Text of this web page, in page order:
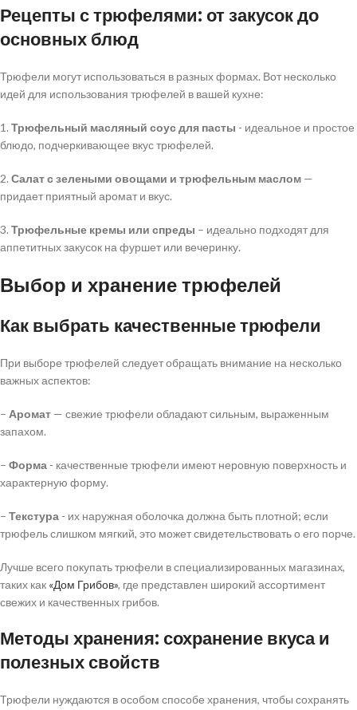
Рецепты с трюфелями: от закусок до
основных блюд
Трюфели могут использоваться в разных формах. Вот несколько
идей для использования трюфелей в вашей кухне:
1. Трюфельный масляный соус для пасты - идеальное и простое
блюдо, подчеркивающее вкус трюфелей.
2. Салат с зелеными овощами и трюфельным маслом —
придает приятный аромат и вкус.
3. Трюфельные кремы или спреды – идеально подходят для
аппетитных закусок на фуршет или вечеринку.
Выбор и хранение трюфелей
Как выбрать качественные трюфели
При выборе трюфелей следует обращать внимание на несколько
важных аспектов:
– Аромат — свежие трюфели обладают сильным, выраженным
запахом.
– Форма - качественные трюфели имеют неровную поверхность и
характерную форму.
– Текстура - их наружная оболочка должна быть плотной; если
трюфель слишком мягкий, это может свидетельствовать о его порче.
Лучше всего покупать трюфели в специализированных магазинах,
таких как «Дом Грибов», где представлен широкий ассортимент
свежих и качественных грибов.
Методы хранения: сохранение вкуса и
полезных свойств
Трюфели нуждаются в особом способе хранения, чтобы сохранять